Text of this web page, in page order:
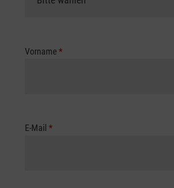
Vorname*
E-Mail *